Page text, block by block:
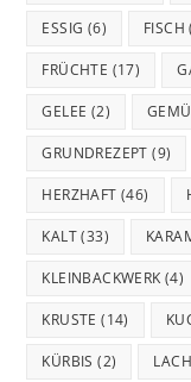
ESSIG (6) FISCH
FRÜCHTE (17)
GELEE (2)
GRUNDREZEPT (9)
HERZHAFT (46)
KALT(33)
KLEINBACKWERK (4)
KRUSTE (14)
KÜRBIS (2)